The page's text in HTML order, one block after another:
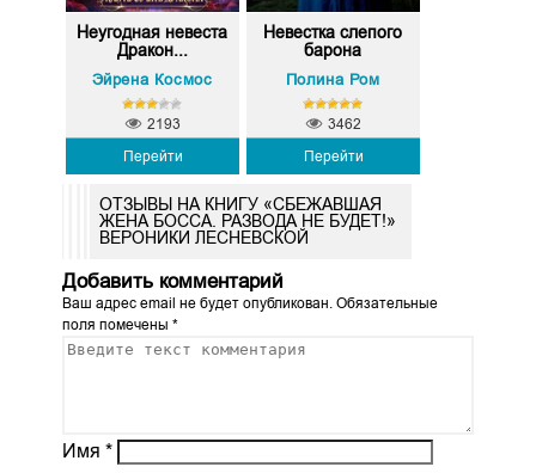
Неугодная невеста
Дракон...
Эйрена Космос
Перейти
2193
Невестка слепого
барона
Полина Ром
Перейти
3462
ОТЗЫВЫ НА КНИГУ «СБЕЖАВШАЯ
ЖЕНА БОССА. РАЗВОДА НЕ БУДЕТ!»
ВЕРОНИКИ ЛЕСНЕВСКОЙ
Добавить комментарий
Ваш адрес email не будет опубликован.Обязательные
поля помечены *
Имя *